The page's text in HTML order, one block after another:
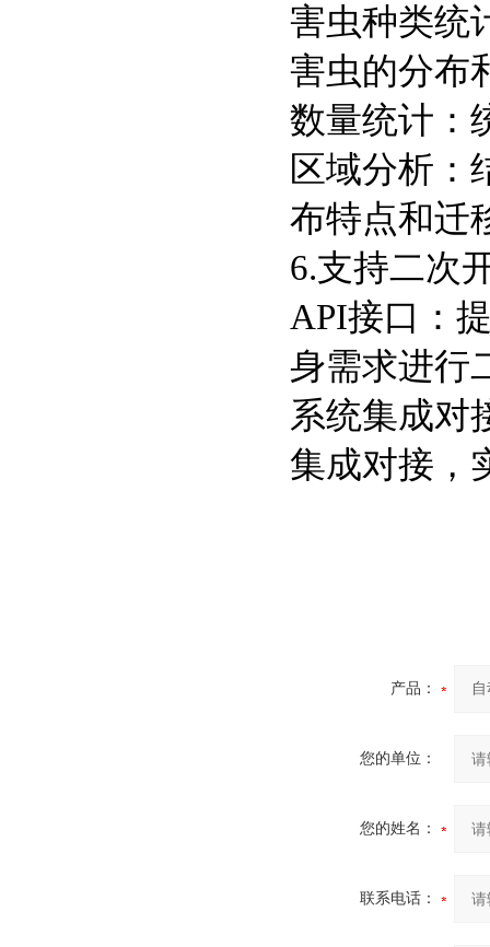
害虫种类统
害虫的分布
数量统计：
区域分析：
布特点和迁
6.支持二次
API接口：
身需求进行
系统集成对
集成对接，
产品：
您的单位：
您的姓名：
联系电话：